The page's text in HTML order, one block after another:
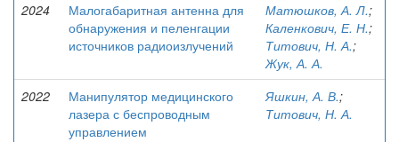
2024
Малогабаритная антенна для
обнаружения и пеленгации
источников радиоизлучений
Матюшков, А. Л.;
Каленкович, Е. Н.;
Титович, Н. А.;
Жук, А. А.
2022
Манипулятор медицинского
лазера с беспроводным
управлением
Яшкин, А. В.;
Титович, Н. А.